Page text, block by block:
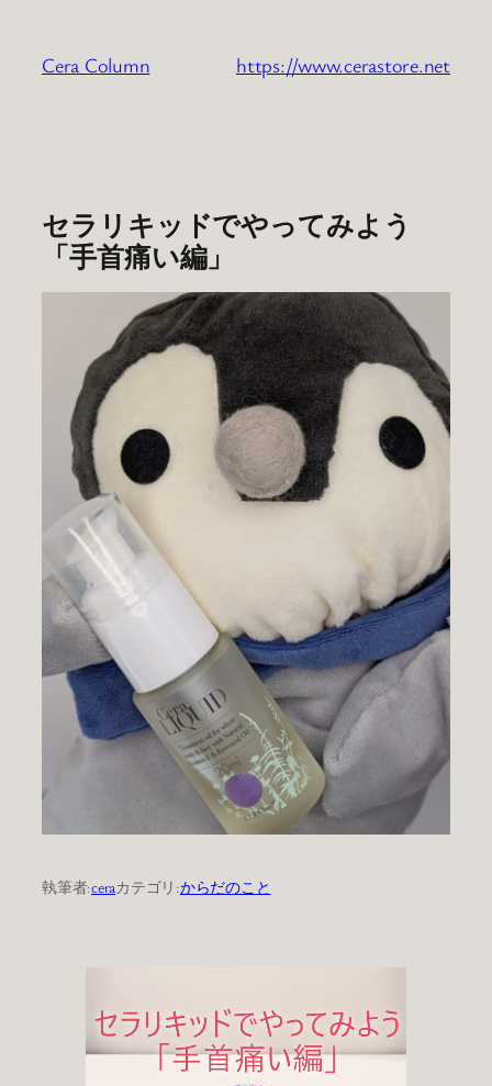
Cera Column https://www.cerastore.net
セラリキッドでやってみよう
「手首痛い編」
執筆者:ceraカテゴリ:からだのこと